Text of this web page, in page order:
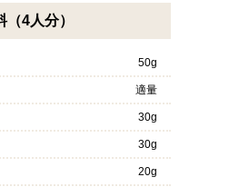
（4人分）
50g
適量
30g
30g
20g